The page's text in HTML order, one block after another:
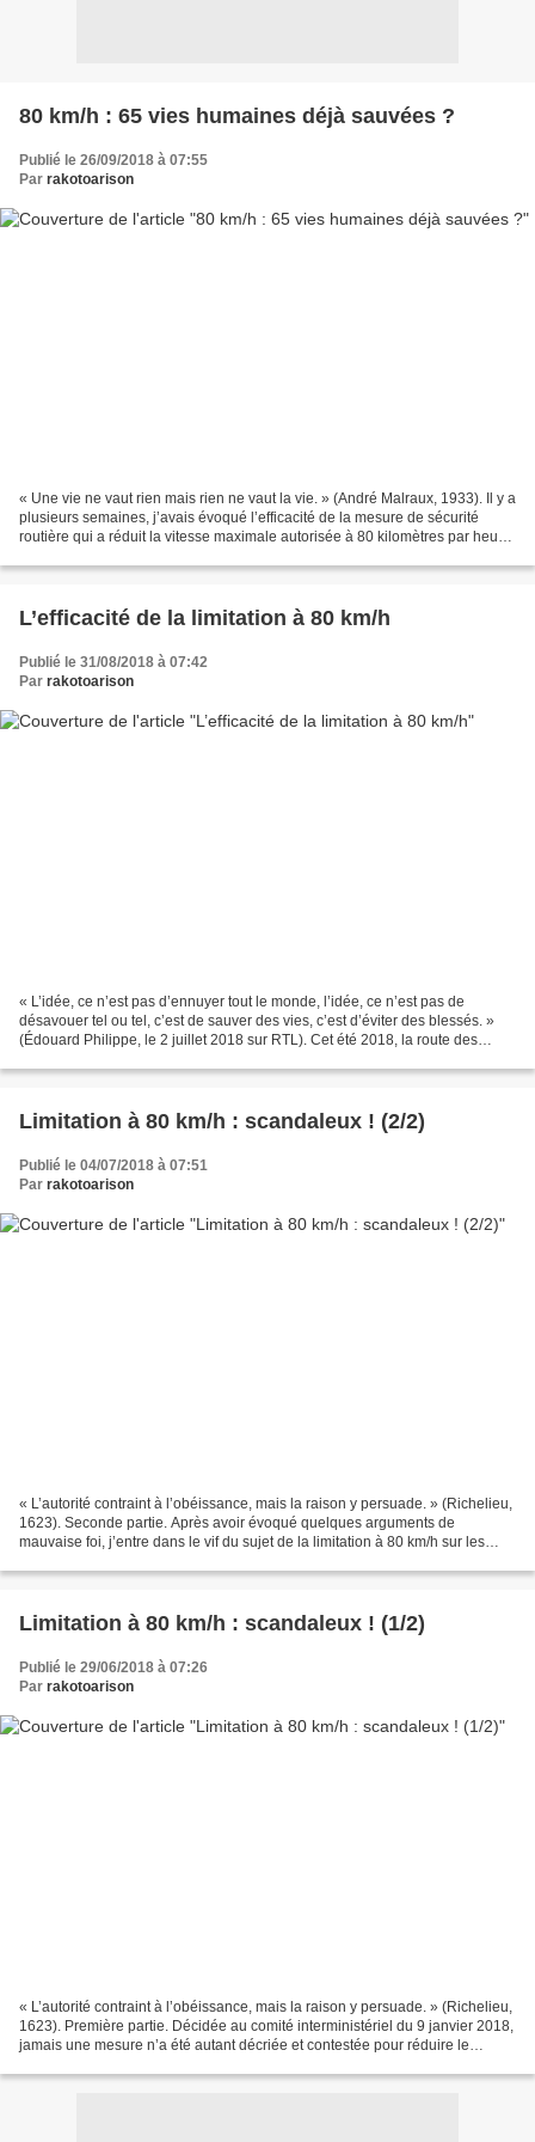
80 km/h : 65 vies humaines déjà sauvées ?
Publié le 26/09/2018 à 07:55
Par rakotoarison
« Une vie ne vaut rien mais rien ne vaut la vie. » (André Malraux, 1933). Il y a
plusieurs semaines, j’avais évoqué l’efficacité de la mesure de sécurité
routière qui a réduit la vitesse maximale autorisée à 80 kilomètres par heure
L’efficacité de la limitation à 80 km/h
Publié le 31/08/2018 à 07:42
Par rakotoarison
« L’idée, ce n’est pas d’ennuyer tout le monde, l’idée, ce n’est pas de
désavouer tel ou tel, c’est de sauver des vies, c’est d’éviter des blessés. »
(Édouard Philippe, le 2 juillet 2018 sur RTL). Cet été 2018, la route des
Limitation à 80 km/h : scandaleux ! (2/2)
Publié le 04/07/2018 à 07:51
Par rakotoarison
« L’autorité contraint à l’obéissance, mais la raison y persuade. » (Richelieu,
1623). Seconde partie. Après avoir évoqué quelques arguments de
mauvaise foi, j’entre dans le vif du sujet de la limitation à 80 km/h sur les
Limitation à 80 km/h : scandaleux ! (1/2)
Publié le 29/06/2018 à 07:26
Par rakotoarison
« L’autorité contraint à l’obéissance, mais la raison y persuade. » (Richelieu,
1623). Première partie. Décidée au comité interministériel du 9 janvier 2018,
jamais une mesure n’a été autant décriée et contestée pour réduire le